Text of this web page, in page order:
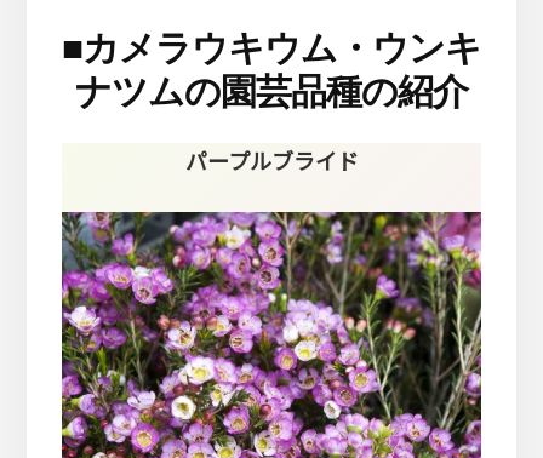
■カメラウキウム・ウンキ
ナツムの園芸品種の紹介
パープルブライド